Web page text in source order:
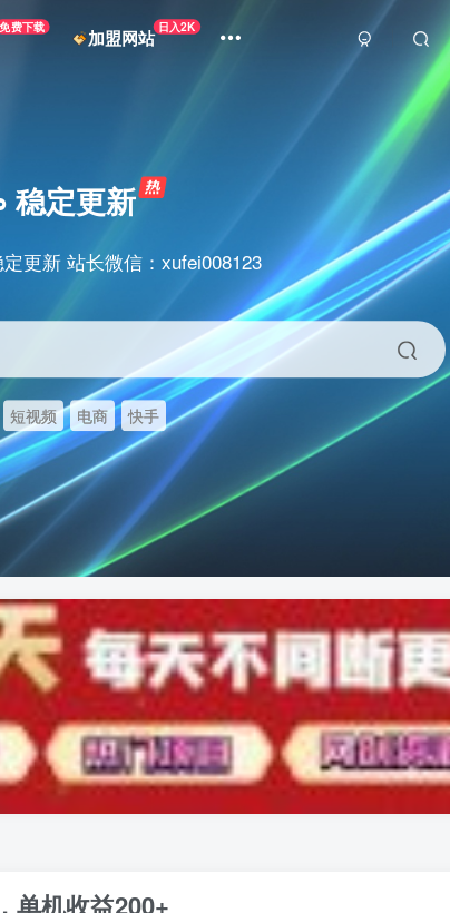
免费下载 加盟网站 日入2K
稳定更新
更新 站长微信：xufei008123
短视频 电商 快手
单机收益200+